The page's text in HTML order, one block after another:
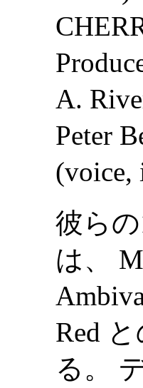
A.
Peter
(voice,
彼ら
は、
Red
る。